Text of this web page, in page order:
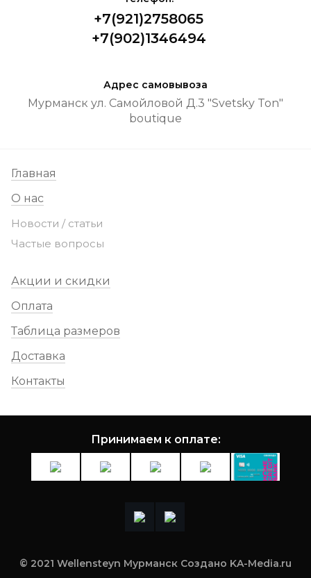
Главная
О нас
Новости / статьи
Частые вопросы
Акции и скидки
Оплата
Таблица размеров
Доставка
Контакты
+7(921)2758065
+7(902)1346494
Адрес самовывоза
Мурманск ул. Самойловой Д.3 "Svetsky Ton"
boutique
Принимаем к оплате:
© 2021 Wellensteyn Мурманск Создано KA-Media.ru